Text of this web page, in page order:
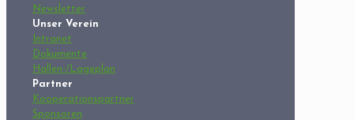
Newsletter
Unser Verein
Intranet
Dokumente
Hallen-/Lageplan
Partner
Kooperationspartner
Sponsoren